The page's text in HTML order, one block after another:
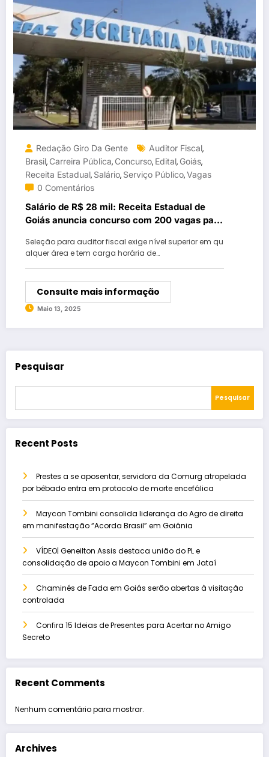
Redação Giro Da Gente Auditor Fiscal,
Brasil, Carreira Pública, Concurso, Edital, Goiás,
Receita Estadual, Salário, Serviço Público,Vagas
0 Comentários
Salário de R$ 28 mil: Receita Estadual de
Goiás anuncia concurso com 200 vagas para
Seleção para auditor fiscal exige nível superior em qu
alquer área e tem carga horária de…
Consulte mais informação
Maio 13, 2025
Pesquisar
Pesquisar
Recent Posts
Prestes a se aposentar, servidora da Comurg atropelada
por bêbado entra em protocolo de morte encefálica
Maycon Tombini consolida liderança do Agro de direita
em manifestação “Acorda Brasil” em Goiânia
VÍDEO| Geneilton Assis destaca união do PL e
consolidação de apoio a Maycon Tombini em Jataí
Chaminés de Fada em Goiás serão abertas à visitação
controlada
Confira 15 Ideias de Presentes para Acertar no Amigo
Secreto
Recent Comments
Nenhum comentário para mostrar.
Archives